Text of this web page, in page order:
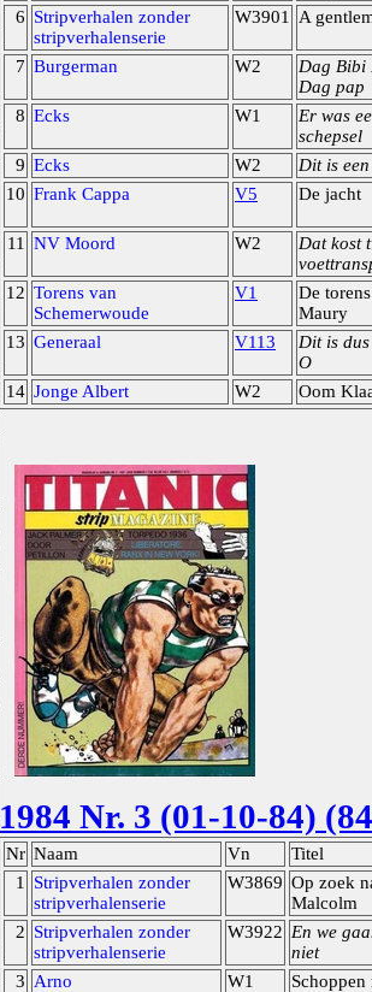
6 Stripverhalen zonder
stripverhalenserie
W3901 A
7 Burgerman W2
Dag Bibi
Dag pap
8 Ecks W1
Er was
schepsel
9 Ecks W2
Dit is
10 Frank Cappa V5 De jacht
11 NV Moord W2
Dat kost
12 Torens van
Schemerwoude
V1
De
Maury
13 Generaal V113
Dit is
O
14 Jonge Albert W2 Oom
1984 Nr. 3 (01-10-84)
Nr Naam Vn
Titel
1
Stripverhalen zonder
stripverhalenserie
W3869 Op zoek
Malcolm
2 Stripverhalen zonder
stripverhalenserie
W3922 En we
niet
3 Arno W1 Schoppen